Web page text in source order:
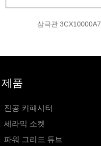
삼극관 3CX10000A7
제품
진공 커패시터
세라믹 소켓
파워 그리드 튜브